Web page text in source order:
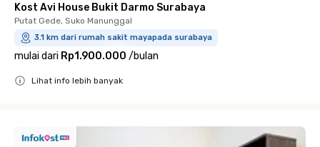
Kost Avi House Bukit Darmo Surabaya
Putat Gede, Suko Manunggal
3.1 km dari rumah sakit mayapada surabaya
mulai dari Rp1.900.000 /bulan
Lihat info lebih banyak